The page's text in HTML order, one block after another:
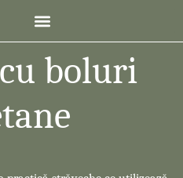
boluri